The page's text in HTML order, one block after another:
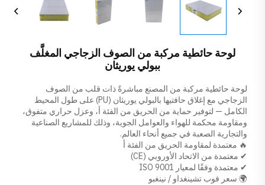
لوحة حائطية مركبة من الصوف الزجاجي المغلَّف
ببولي يوريثان
لوحة حائطية مركبة من المصنع مباشرةً ذات قلب من الصوف
الزجاجي مع إغلاق حافتيها بالبولي يوريثان (PU) على طول المحيط
الكامل — لتوفير حماية من الحريق من الفئة أ، وعزل حراري متفوق،
ومقاومة محكمة للهواء والعوامل الجوية، وذلك للمشاريع الصناعية
والتجارية الصعبة في جميع أنحاء العالم.
🔥 معتمدة لمقاومة الحريق من الفئة أ
✔ معتمدة من الاتحاد الأوروبي (CE)
✔ معتمدة وفقًا لمعيار ISO 9001
🌍 سعر فوب تشينغداو / نينغبو